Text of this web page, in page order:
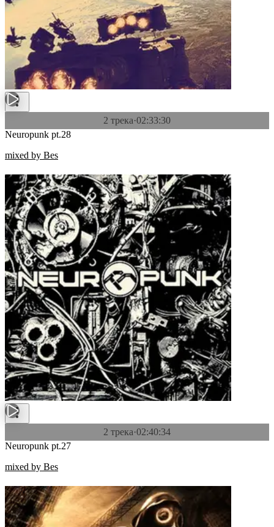
2 трека·02:33:30
Neuropunk pt.28
mixed by Bes
2 трека·02:40:34
Neuropunk pt.27
mixed by Bes